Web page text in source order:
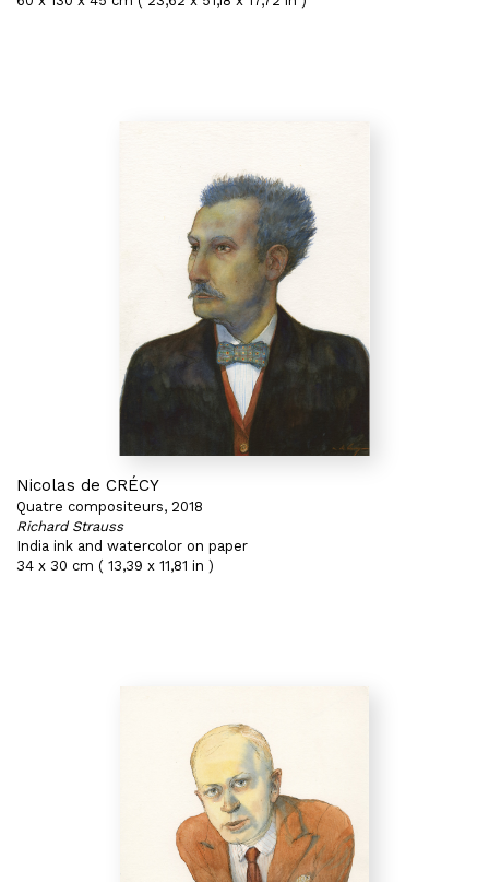
Nicolas de CRÉCY
Quatre compositeurs, 2018
Richard Strauss
India ink and watercolor on paper
34 x 30 cm ( 13,39 x 11,81 in )